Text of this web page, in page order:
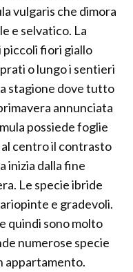
vulgaris che dimora
e selvatico. La
piccoli fiori giallo
o lungo i sentieri
stagione dove tutto
annunciata
possiede foglie
centro il contrasto
inizia dalla fine
Le specie ibride
e gradevoli.
quindi sono molto
numerose specie
appartamento.